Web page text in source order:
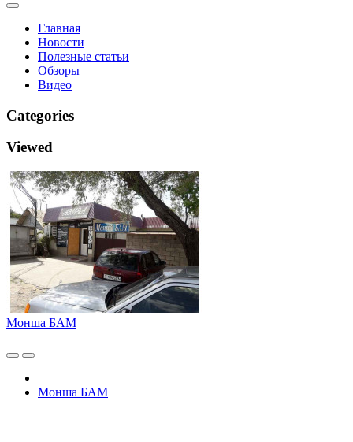
Главная
Новости
Полезные статьи
Обзоры
Видео
Categories
Viewed
Монша БАМ
Монша БАМ